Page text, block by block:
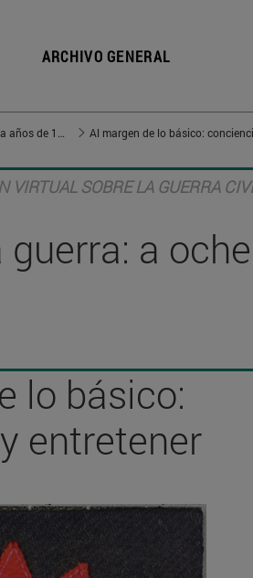
ARCHIVO GENERAL
Al margen de lo básico:
VIRTUAL SOBRE LA GUERRA
a
lo básico:
entretener